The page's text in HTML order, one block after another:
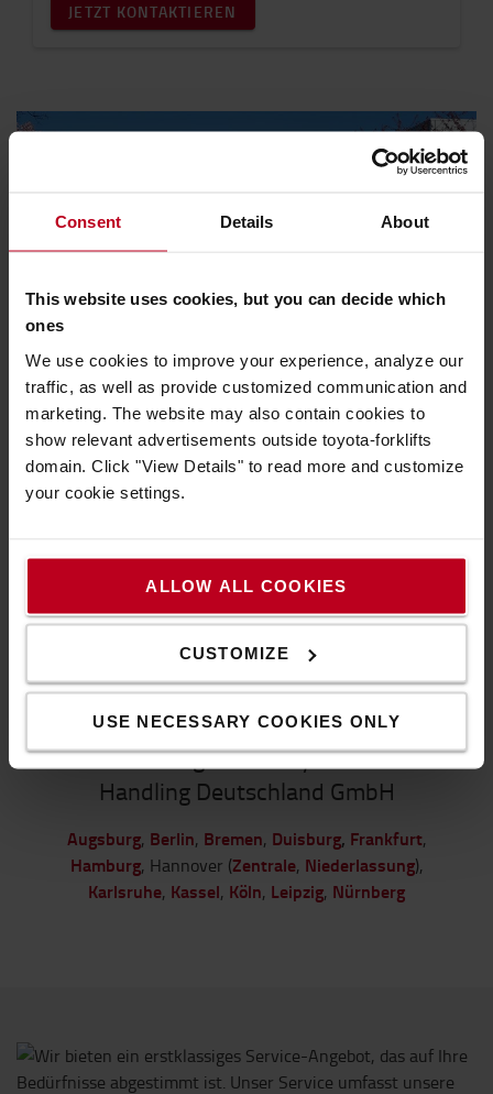
Consent Details About
This website uses cookies, but you can decide which
ones
We use cookies to improve your experience, analyze our
traffic, as well as provide customized communication and
marketing. The website may also contain cookies to
show relevant advertisements outside toyota-forklifts
domain. Click "View Details" to read more and customize
your cookie settings.
ALLOW ALL COOKIES
CUSTOMIZE
USE NECESSARY COOKIES ONLY
JETZT KONTAKTIEREN
Sie haben eine allgemeine Anfrage?
Dann kontaktieren Sie uns jetzt per Telefon oder
Mail:
Dr.-Alfred-Herrhausen-Allee 61, 47228 Duisburg
+49 2065 775-0
Unsere Öffnungszeiten
Mo bis Do: 8.00 - 17.00 Uhr, Fr: 8.00 - 14.00 Uhr, Sa
bis So: geschlossen
Niederlassungen der Toyota Material
Handling Deutschland GmbH
Augsburg, Berlin, Bremen, Duisburg, Frankfurt,
Hamburg, Hannover (Zentrale, Niederlassung),
Karlsruhe, Kassel, Köln, Leipzig, Nürnberg